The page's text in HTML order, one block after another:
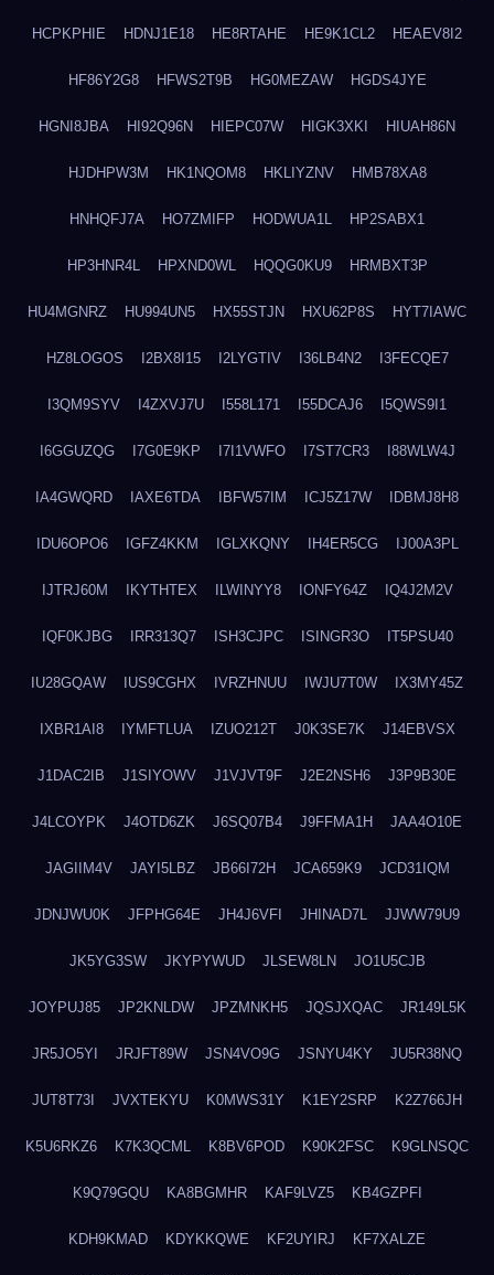
HCPKPHIE HDNJ1E18 HE8RTAHE HE9K1CL2 HEAEV8I2
HF86Y2G8 HFWS2T9B HG0MEZAW HGDS4JYE
HGNI8JBA HI92Q96N HIEPC07W HIGK3XKI HIUAH86N
HJDHPW3M HK1NQOM8 HKLIYZNV HMB78XA8
HNHQFJ7A HO7ZMIFP HODWUA1L HP2SABX1
HP3HNR4L HPXND0WL HQQG0KU9 HRMBXT3P
HU4MGNRZ HU994UN5 HX55STJN HXU62P8S HYT7IAWC
HZ8LOGOS I2BX8I15 I2LYGTIV I36LB4N2 I3FECQE7
I3QM9SYV I4ZXVJ7U I558L171 I55DCAJ6 I5QWS9I1
I6GGUZQG I7G0E9KP I7I1VWFO I7ST7CR3 I88WLW4J
IA4GWQRD IAXE6TDA IBFW57IM ICJ5Z17W IDBMJ8H8
IDU6OPO6 IGFZ4KKM IGLXKQNY IH4ER5CG IJ00A3PL
IJTRJ60M IKYTHTEX ILWINYY8 IONFY64Z IQ4J2M2V
IQF0KJBG IRR313Q7 ISH3CJPC ISINGR3O IT5PSU40
IU28GQAW IUS9CGHX IVRZHNUU IWJU7T0W IX3MY45Z
IXBR1AI8 IYMFTLUA IZUO212T J0K3SE7K J14EBVSX
J1DAC2IB J1SIYOWV J1VJVT9F J2E2NSH6 J3P9B30E
J4LCOYPK J4OTD6ZK J6SQ07B4 J9FFMA1H JAA4O10E
JAGIIM4V JAYI5LBZ JB66I72H JCA659K9 JCD31IQM
JDNJWU0K JFPHG64E JH4J6VFI JHINAD7L JJWW79U9
JK5YG3SW JKYPYWUD JLSEW8LN JO1U5CJB
JOYPUJ85 JP2KNLDW JPZMNKH5 JQSJXQAC JR149L5K
JR5JO5YI JRJFT89W JSN4VO9G JSNYU4KY JU5R38NQ
JUT8T73I JVXTEKYU K0MWS31Y K1EY2SRP K2Z766JH
K5U6RKZ6 K7K3QCML K8BV6POD K90K2FSC K9GLNSQC
K9Q79GQU KA8BGMHR KAF9LVZ5 KB4GZPFI
KDH9KMAD KDYKKQWE KF2UYIRJ KF7XALZE